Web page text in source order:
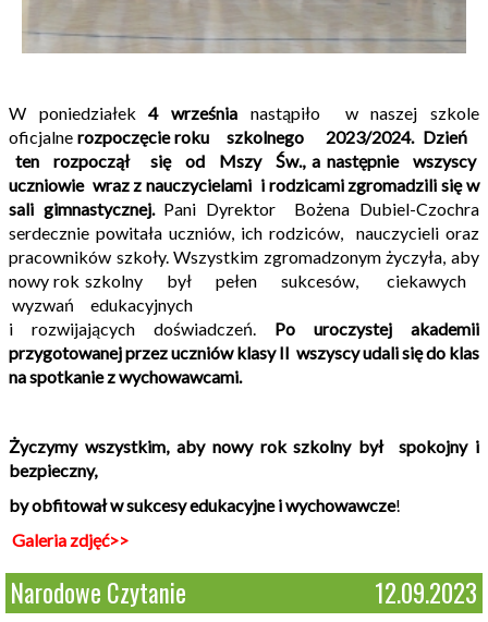
W poniedziałek4 wrześnianastąpiło w naszej szkole
oficjalne rozpoczęcie roku szkolnego 2023/2024. Dzień
ten rozpoczął się od Mszy Św., a następnie wszyscy
uczniowie wraz z nauczycielami i rodzicami zgromadzili się w
sali gimnastycznej. Pani Dyrektor Bożena Dubiel-Czochra
serdecznie powitała uczniów, ich rodziców, nauczycieli oraz
pracowników szkoły. Wszystkim zgromadzonym życzyła, aby
nowy rok szkolny był pełen sukcesów, ciekawych
wyzwań edukacyjnych
i rozwijających doświadczeń. Po uroczystej akademii
przygotowanej przez uczniów klasy II wszyscy udali się do klas
na spotkanie z wychowawcami.
Życzymy wszystkim, aby nowy rok szkolny był spokojny i
bezpieczny,
by obfitował w sukcesy edukacyjne i wychowawcze!
Galeria zdjęć>>
Narodowe Czytanie 12.09.2023